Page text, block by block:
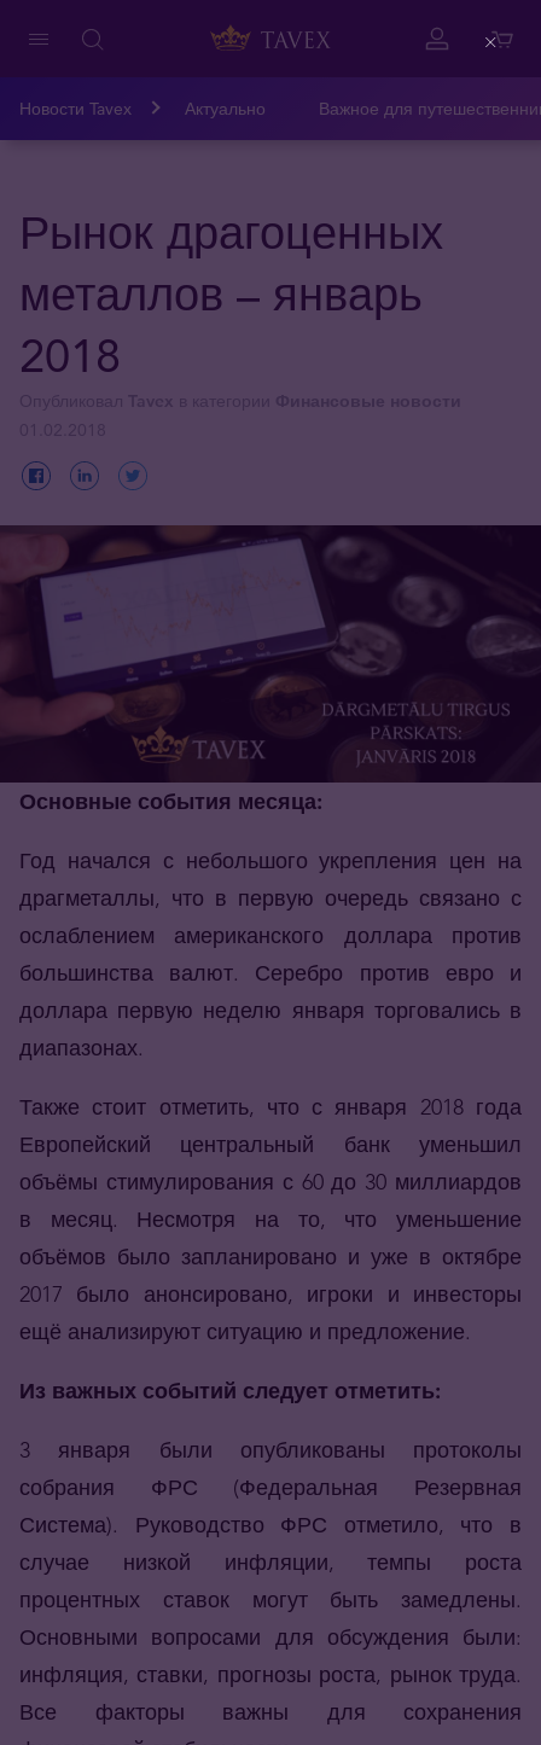
Новости Tavex Актуально Важное для
Рынок драгоценных
металлов – январь
2018
Основные события месяца:
Год начался с небольшого укрепления цен на
драгметаллы, что в первую очередь связано с
ослаблением американского доллара против
большинства валют. Серебро против евро и
доллара первую неделю января торговались в
диапазонах.
Также стоит отметить, что с января 2018 года
Европейский центральный банк уменьшил
объёмы стимулирования с 60 до 30 миллиардов
в месяц. Несмотря на то, что уменьшение
объёмов было запланировано и уже в октябре
2017 было анонсировано, игроки и инвесторы
ещё анализируют ситуацию и предложение.
Из важных событий следует отметить:
3 января были опубликованы протоколы
собрания ФРС (Федеральная Резервная
Система). Руководство ФРС отметило, что в
случае низкой инфляции, темпы роста
процентных ставок могут быть замедлены.
Основными вопросами для обсуждения были:
инфляция, ставки, прогнозы роста, рынок труда.
Все факторы важны для сохранения
Close